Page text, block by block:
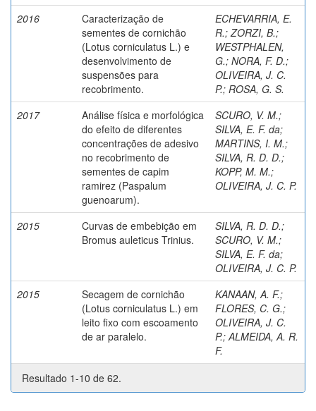
2016
Caracterização de
sementes de cornichão
(Lotus corniculatus L.) e
desenvolvimento de
suspensões para
recobrimento.
ECHEVARRIA, E.
R.; ZORZI, B.;
WESTPHALEN,
G.; NORA, F. D.;
OLIVEIRA, J. C.
P.; ROSA, G. S.
2017
Análise física e morfológica
do efeito de diferentes
concentrações de adesivo
no recobrimento de
sementes de capim
ramirez (Paspalum
guenoarum).
SCURO, V. M.;
SILVA, E. F. da;
MARTINS, I. M.;
SILVA, R. D. D.;
KOPP, M. M.;
OLIVEIRA, J. C. P.
2015
Curvas de embebição em
Bromus auleticus Trinius.
SILVA, R. D. D.;
SCURO, V. M.;
SILVA, E. F. da;
OLIVEIRA, J. C. P.
2015
Secagem de cornichão
(Lotus corniculatus L.) em
leito fixo com escoamento
de ar paralelo.
KANAAN, A. F.;
FLORES, C. G.;
OLIVEIRA, J. C.
P.; ALMEIDA, A. R.
F.
Resultado 1-10 de 62.